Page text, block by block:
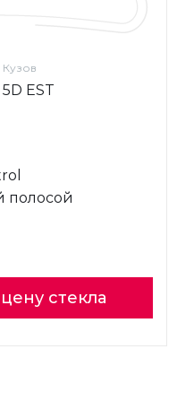
Кузов
5D EST
полосой
стекла